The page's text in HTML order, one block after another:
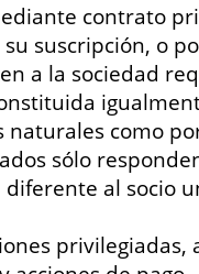
contrato
suscripción, o
a la sociedad
naturales como
sólo
al socio